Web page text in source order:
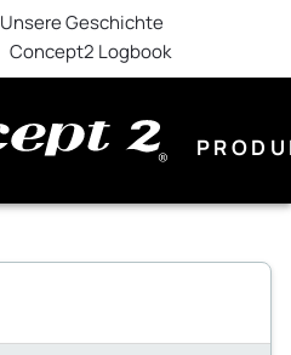
Unsere Geschichte
Concept2 Logbook